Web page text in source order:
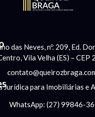
das Neves, nº. 209, Ed.
Vila Velha (ES) – CEP
Jurídica para Imobiliárias e
WhatsApp: (27) 99846-